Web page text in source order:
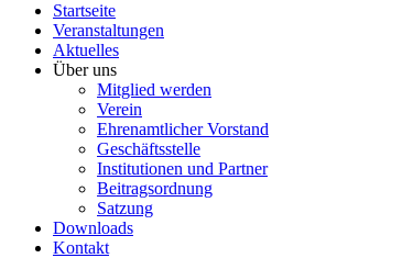
Startseite
Veranstaltungen
Aktuelles
Über uns
Mitglied werden
Verein
Ehrenamtlicher Vorstand
Geschäftsstelle
Institutionen und Partner
Beitragsordnung
Satzung
Downloads
Kontakt